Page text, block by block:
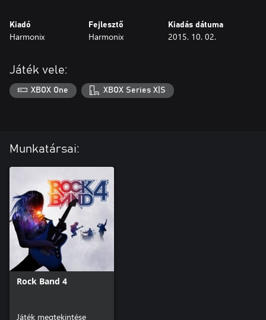
Kiadó
Harmonix
Fejlesztő
Harmonix
Kiadás dátuma
2015. 10. 02.
Játék vele:
XBOX One XBOX Series X|S
Munkatársai:
Rock Band 4
Játék megtekintése